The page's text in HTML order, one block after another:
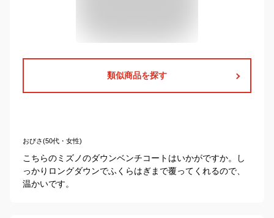
類似商品を探す
おびさ(50代・女性)
こちらのミズノのダウンベンチコートはいかがですか。し
っかりロングダウンでふくらはぎまで覆ってくれるので、
温かいです。